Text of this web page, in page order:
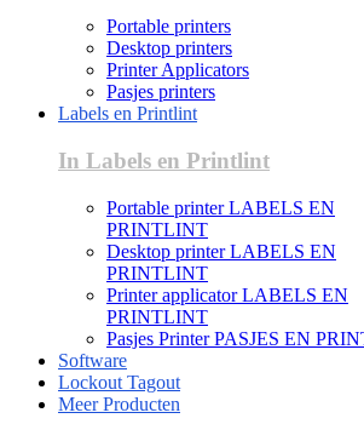
Portable printers
Desktop printers
Printer Applicators
Pasjes printers
Labels en Printlint
In Labels en Printlint
Portable printer LABELS EN
PRINTLINT
Desktop printer LABELS EN
PRINTLINT
Printer applicator LABELS EN
PRINTLINT
Pasjes Printer PASJES EN
Software
Lockout Tagout
Meer Producten